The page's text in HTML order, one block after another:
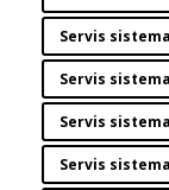
Servis
Servis
Servis
Servis